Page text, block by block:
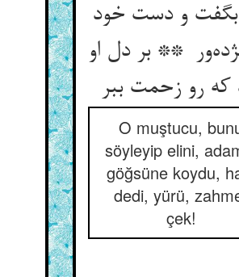
بگفت و دست خود
** بر دل او
O muştucu,
söyleyip elini,
göğsüne koydu,
dedi, yürü,
çek!